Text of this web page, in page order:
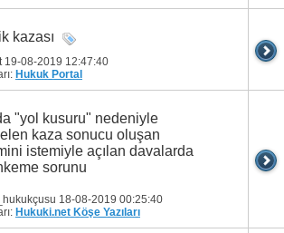
kazası
19-08-2019 12:47:40
Hukuk Portal
"yol kusuru" nedeniyle
kaza sonucu oluşan
istemiyle açılan davalarda
sorunu
18-08-2019 00:25:40
Hukuki.net Köşe Yazıları